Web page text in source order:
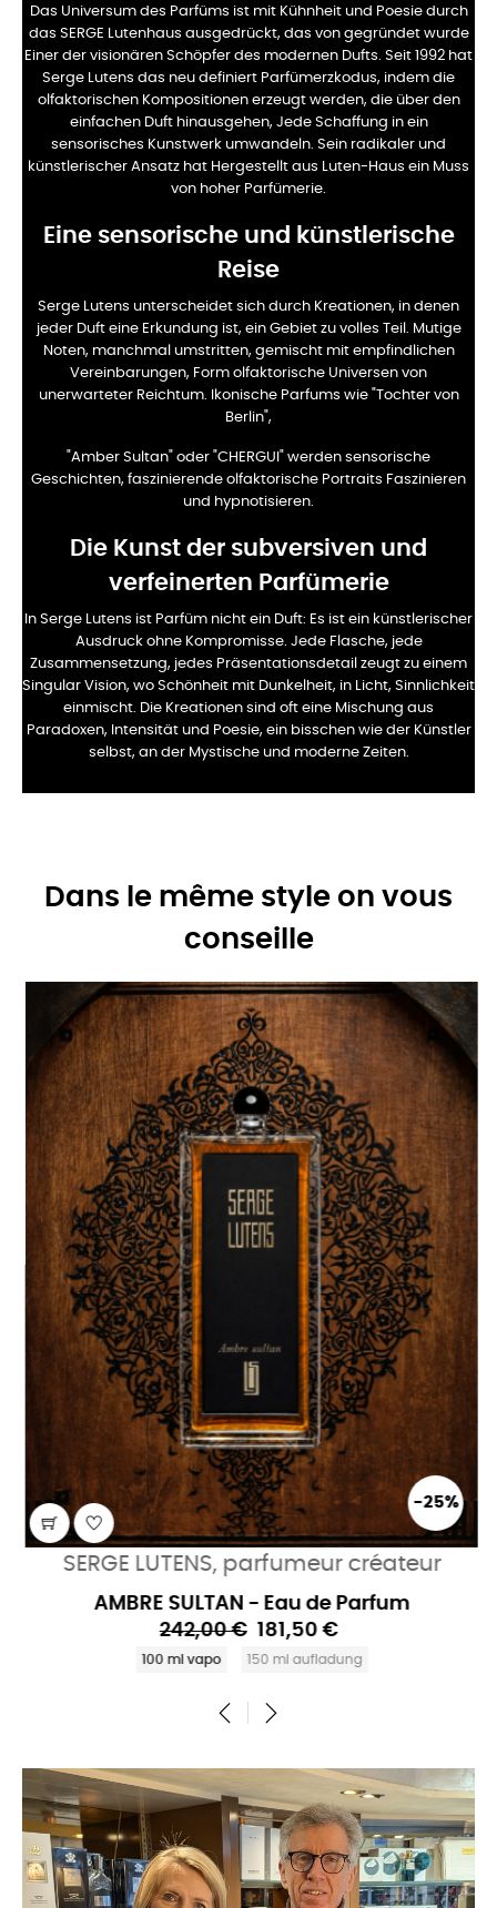
Das Universum des Parfüms ist mit Kühnheit und Poesie durch
das SERGE Lutenhaus ausgedrückt, das von gegründet wurde
Einer der visionären Schöpfer des modernen Dufts. Seit 1992 hat
Serge Lutens das neu definiert Parfümerzkodus, indem die
olfaktorischen Kompositionen erzeugt werden, die über den
einfachen Duft hinausgehen, Jede Schaffung in ein
sensorisches Kunstwerk umwandeln. Sein radikaler und
künstlerischer Ansatz hat Hergestellt aus Luten-Haus ein Muss
von hoher Parfümerie.
Eine sensorische und künstlerische
Reise
Serge Lutens unterscheidet sich durch Kreationen, in denen
jeder Duft eine Erkundung ist, ein Gebiet zu volles Teil. Mutige
Noten, manchmal umstritten, gemischt mit empfindlichen
Vereinbarungen, Form olfaktorische Universen von
unerwarteter Reichtum. Ikonische Parfums wie "Tochter von
Berlin",
"Amber Sultan" oder "CHERGUI" werden sensorische
Geschichten, faszinierende olfaktorische Portraits Faszinieren
und hypnotisieren.
Die Kunst der subversiven und
verfeinerten Parfümerie
In Serge Lutens ist Parfüm nicht ein Duft: Es ist ein künstlerischer
Ausdruck ohne Kompromisse. Jede Flasche, jede
Zusammensetzung, jedes Präsentationsdetail zeugt zu einem
Singular Vision, wo Schönheit mit Dunkelheit, in Licht, Sinnlichkeit
einmischt. Die Kreationen sind oft eine Mischung aus
Paradoxen, Intensität und Poesie, ein bisschen wie der Künstler
selbst, an der Mystische und moderne Zeiten.
Dans le même style on vous
conseille
-25%
SERGE LUTENS, parfumeur créateur
AMBRE SULTAN - Eau de Parfum
242,00 €
181,50 €
100 ml vapo 150 ml aufladung